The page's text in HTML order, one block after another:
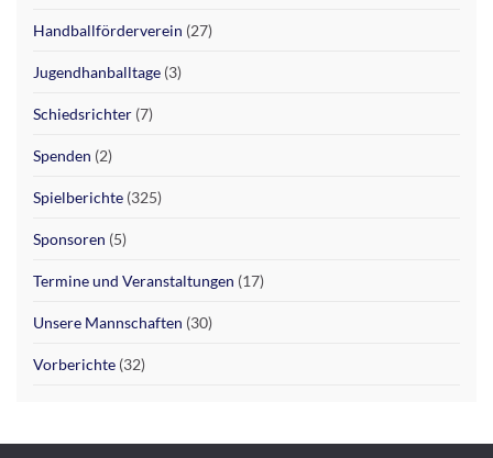
Handballförderverein (27)
Jugendhanballtage (3)
Schiedsrichter (7)
Spenden (2)
Spielberichte (325)
Sponsoren (5)
Termine und Veranstaltungen (17)
Unsere Mannschaften (30)
Vorberichte (32)